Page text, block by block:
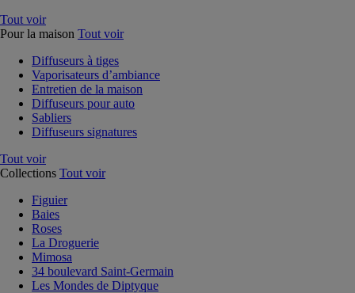
Tout voir
Pour la maison Tout voir
Diffuseurs à tiges
Vaporisateurs d’ambiance
Entretien de la maison
Diffuseurs pour auto
Sabliers
Diffuseurs signatures
Tout voir
Collections Tout voir
Figuier
Baies
Roses
La Droguerie
Mimosa
34 boulevard Saint-Germain
Les Mondes de Diptyque